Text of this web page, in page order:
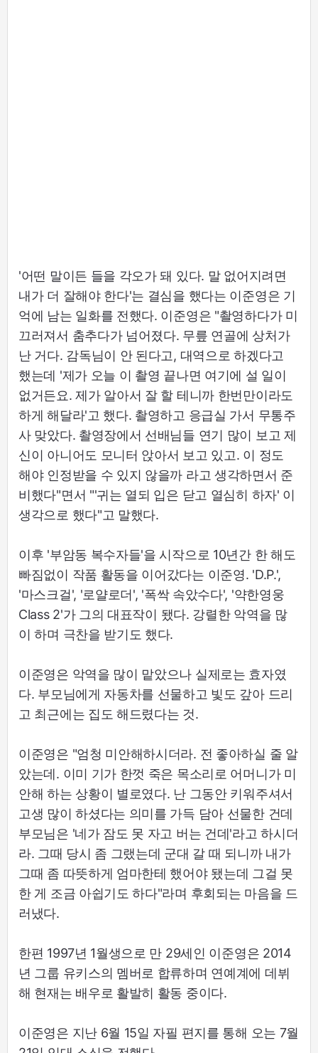
'어떤 말이든 들을 각오가 돼 있다. 말 없어지려면
내가 더 잘해야 한다'는 결심을 했다는 이준영은 기
억에 남는 일화를 전했다. 이준영은 "촬영하다가 미
끄러져서 춤추다가 넘어졌다. 무릎 연골에 상처가
난 거다. 감독님이 안 된다고, 대역으로 하겠다고
했는데 '제가 오늘 이 촬영 끝나면 여기에 설 일이
없거든요. 제가 알아서 잘 할 테니까 한번만이라도
하게 해달라'고 했다. 촬영하고 응급실 가서 무통주
사 맞았다. 촬영장에서 선배님들 연기 많이 보고 제
신이 아니어도 모니터 앉아서 보고 있고. 이 정도
해야 인정받을 수 있지 않을까 라고 생각하면서 준
비했다"면서 "'귀는 열되 입은 닫고 열심히 하자' 이
생각으로 했다"고 말했다.
이후 '부암동 복수자들'을 시작으로 10년간 한 해도
빠짐없이 작품 활동을 이어갔다는 이준영. 'D.P.',
'마스크걸', '로얄로더', '폭싹 속았수다', '약한영웅
Class 2'가 그의 대표작이 됐다. 강렬한 악역을 많
이 하며 극찬을 받기도 했다.
이준영은 악역을 많이 맡았으나 실제로는 효자였
다. 부모님에게 자동차를 선물하고 빛도 갚아 드리
고 최근에는 집도 해드렸다는 것.
이준영은 "엄청 미안해하시더라. 전 좋아하실 줄 알
았는데. 이미 기가 한껏 죽은 목소리로 어머니가 미
안해 하는 상황이 별로였다. 난 그동안 키워주셔서
고생 많이 하셨다는 의미를 가득 담아 선물한 건데
부모님은 '네가 잠도 못 자고 버는 건데'라고 하시더
라. 그때 당시 좀 그랬는데 군대 갈 때 되니까 내가
그때 좀 따뜻하게 엄마한테 했어야 됐는데 그걸 못
한 게 조금 아쉽기도 하다"라며 후회되는 마음을 드
러냈다.
한편 1997년 1월생으로 만 29세인 이준영은 2014
년 그룹 유키스의 멤버로 합류하며 연예계에 데뷔
해 현재는 배우로 활발히 활동 중이다.
이준영은 지난 6월 15일 자필 편지를 통해 오는 7월